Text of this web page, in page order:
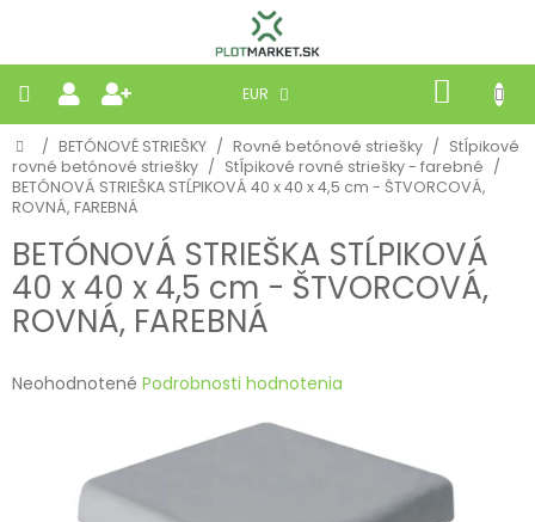
EUR
KOŠÍK
PLETIVÁ
PANELY
BRÁNY
BETÓNOVÉ
STRIEŠKY
Domov
/ BETÓNOVÉ STRIEŠKY / Rovné betónové striešky / Stĺpikové
rovné betónové striešky / Stĺpikové rovné striešky - farebné /
BETÓNOVÁ STRIEŠKA STĹPIKOVÁ 40 x 40 x 4,5 cm - ŠTVORCOVÁ,
ROVNÁ, FAREBNÁ
BETÓNOVÁ STRIEŠKA STĹPIKOVÁ
40 x 40 x 4,5 cm - ŠTVORCOVÁ,
ROVNÁ, FAREBNÁ
Priemerné
Neohodnotené Podrobnosti hodnotenia